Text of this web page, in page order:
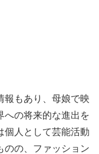
報もあり、母娘で映
への将来的な進出を
個人として芸能活動
のの、ファッション